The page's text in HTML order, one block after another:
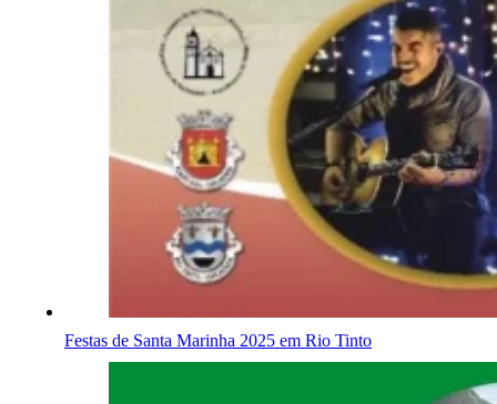
Festas de Santa Marinha 2025 em Rio Tinto